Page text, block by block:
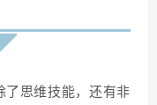
了思维技能，还有非